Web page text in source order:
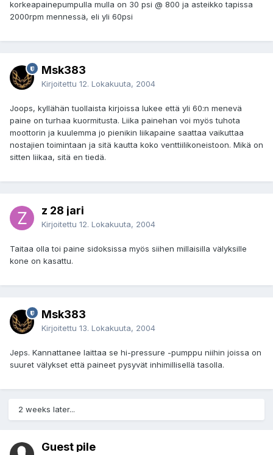
korkeapainepumpulla mulla on 30 psi @ 800 ja asteikko tapissa
2000rpm mennessä, eli yli 60psi
Msk383
Kirjoitettu 12. Lokakuuta, 2004
Joops, kyllähän tuollaista kirjoissa lukee että yli 60:n menevä
paine on turhaa kuormitusta. Liika painehan voi myös tuhota
moottorin ja kuulemma jo pienikin liikapaine saattaa vaikuttaa
nostajien toimintaan ja sitä kautta koko venttiilikoneistoon. Mikä on
sitten liikaa, sitä en tiedä.
z 28 jari
Kirjoitettu 12. Lokakuuta, 2004
Taitaa olla toi paine sidoksissa myös siihen millaisilla välyksille
kone on kasattu.
Msk383
Kirjoitettu 13. Lokakuuta, 2004
Jeps. Kannattanee laittaa se hi-pressure -pumppu niihin joissa on
suuret välykset että paineet pysyvät inhimillisellä tasolla.
2 weeks later...
Guest pile